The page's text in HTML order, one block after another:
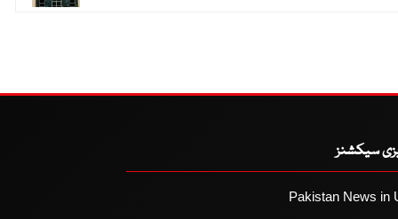
سیکشنز
Pakistan News in